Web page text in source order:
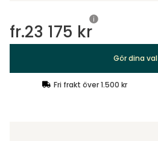
fr.23 175 kr
Gör dina val
Fri frakt över 1.500 kr